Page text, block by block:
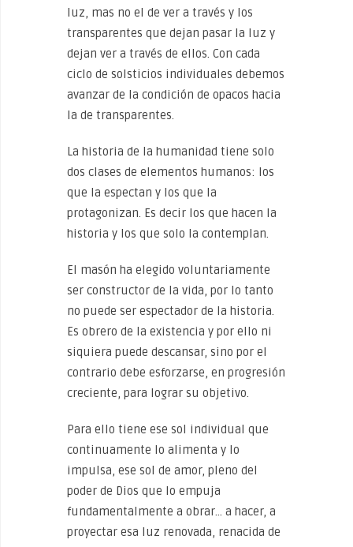
luz, mas no el de ver a través y los
transparentes que dejan pasar la luz y
dejan ver a través de ellos. Con cada
ciclo de solsticios individuales debemos
avanzar de la condición de opacos hacia
la de transparentes.
La historia de la humanidad tiene solo
dos clases de elementos humanos: los
que la espectan y los que la
protagonizan. Es decir los que hacen la
historia y los que solo la contemplan.
El masón ha elegido voluntariamente
ser constructor de la vida, por lo tanto
no puede ser espectador de la historia.
Es obrero de la existencia y por ello ni
siquiera puede descansar, sino por el
contrario debe esforzarse, en progresión
creciente, para lograr su objetivo.
Para ello tiene ese sol individual que
continuamente lo alimenta y lo
impulsa, ese sol de amor, pleno del
poder de Dios que lo empuja
fundamentalmente a obrar… a hacer, a
proyectar esa luz renovada, renacida de